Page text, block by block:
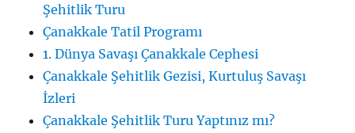
Şehitlik Turu
Çanakkale Tatil Programı
1. Dünya Savaşı Çanakkale Cephesi
Çanakkale Şehitlik Gezisi, Kurtuluş Savaşı
İzleri
Çanakkale Şehitlik Turu Yaptınız mı?